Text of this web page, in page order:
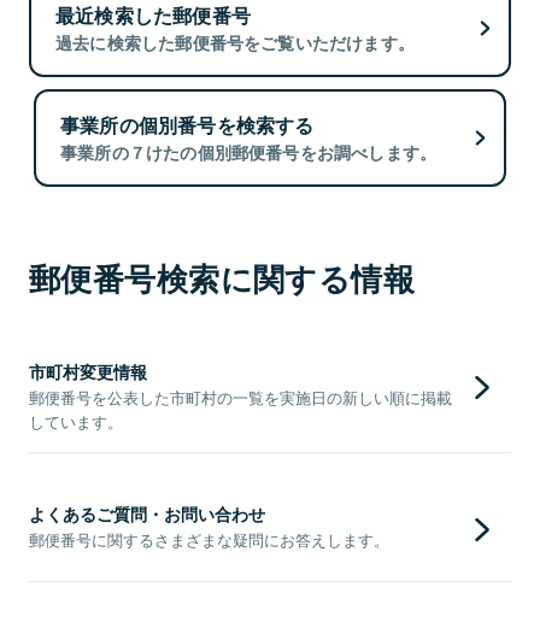
最近検索した郵便番号
過去に検索した郵便番号をご覧いただけます。
事業所の個別番号を検索する
事業所の７けたの個別郵便番号をお調べします。
郵便番号検索に関する情報
市町村変更情報
郵便番号を公表した市町村の一覧を実施日の新しい順に掲載
しています。
よくあるご質問・お問い合わせ
郵便番号に関するさまざまな疑問にお答えします。